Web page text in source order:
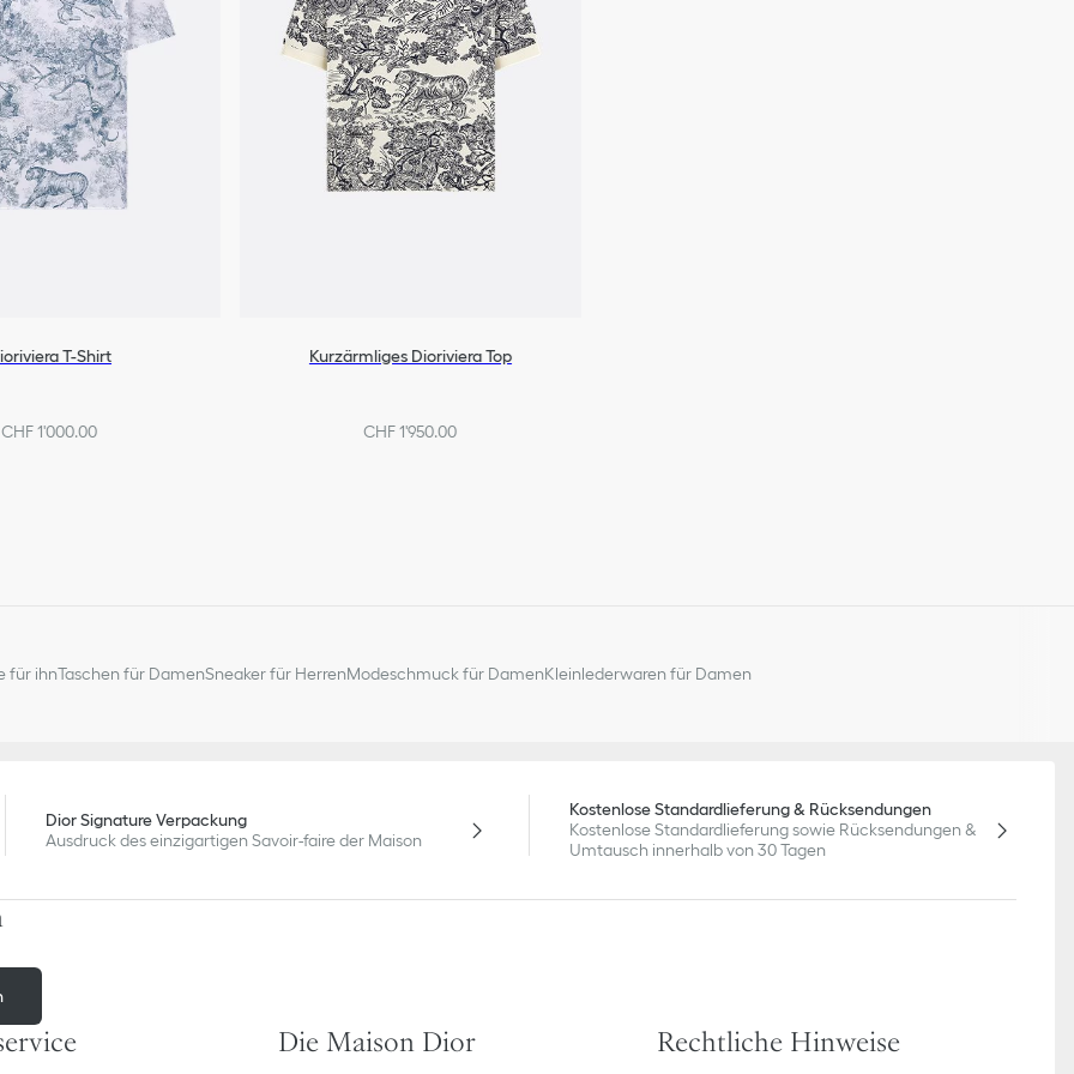
T-Shirt
CHF 1'000.00
Kurzärmliges Dioriviera Top
CHF 1'950.00
für ihnTaschen für DamenSneaker für HerrenModeschmuck für DamenKleinlederwaren für Damen
Dior Signature Verpackung
Ausdruck des einzigartigen Savoir-faire der Maison
Kostenlose Standardlieferung & Rücksendungen
Kostenlose Standardlieferung sowie Rücksendungen &
Umtausch innerhalb von 30 Tagen
Die Maison Dior Rechtliche Hinweise